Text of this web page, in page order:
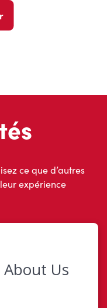
ce que d’autres
expérience